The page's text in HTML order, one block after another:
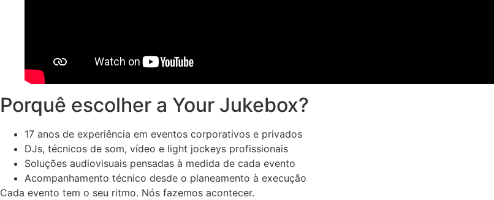
Porquê escolher a Your Jukebox?
17 anos de experiência em eventos corporativos e privados
DJs, técnicos de som, vídeo e light jockeys profissionais
Soluções audiovisuais pensadas à medida de cada evento
Acompanhamento técnico desde o planeamento à execução
Cada evento tem o seu ritmo. Nós fazemos acontecer.